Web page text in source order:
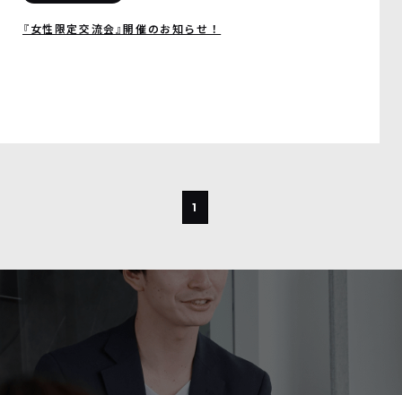
『女性限定交流会』開催のお知らせ！
1